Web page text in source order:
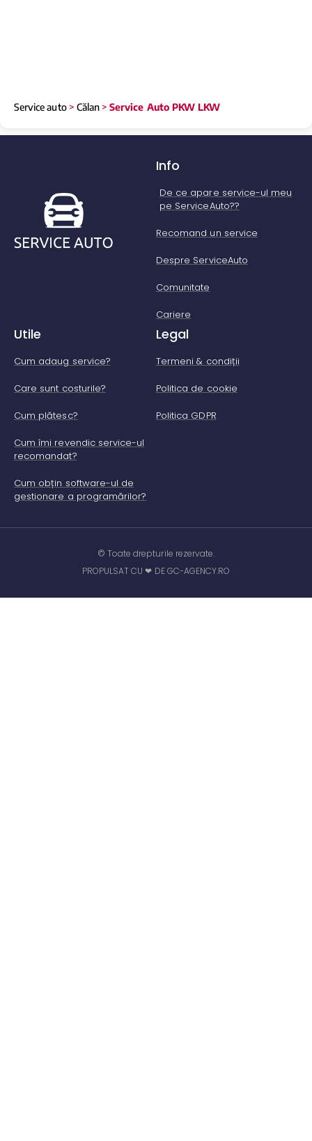
Service auto> Călan >Service Auto PKW LKW
Info
De ce apare service-ul meu
pe ServiceAuto??
Recomand un service
Despre ServiceAuto
Comunitate
Cariere
Utile
Cum adaug service?
Care sunt costurile?
Cum plătesc?
Cum îmi revendic service-ul
recomandat?
Cum obțin software-ul de
gestionare a programărilor?
Legal
Termeni & condiții
Politica de cookie
Politica GDPR
© Toate drepturile rezervate.
PROPULSAT CU ❤ DE GC-AGENCY.RO